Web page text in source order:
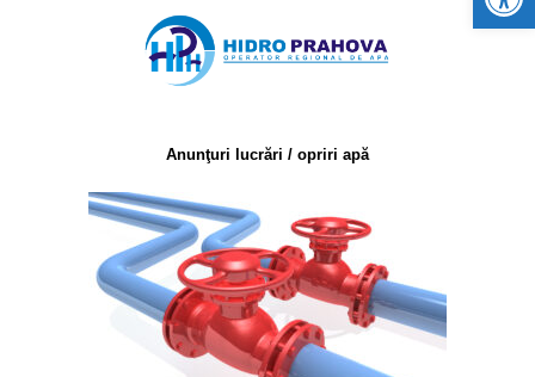
Guvernanță Corporativă
Informații de interes public
Calitatea apei
Anunţuri lucrări / opriri apă